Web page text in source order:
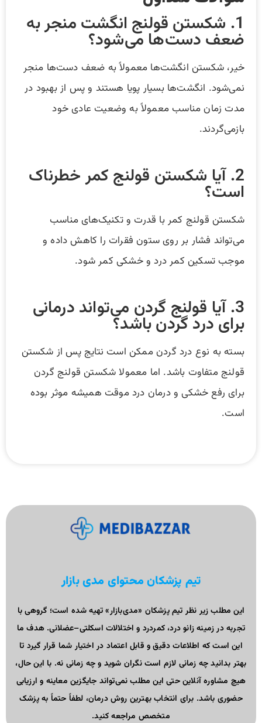
1. شکستن قولنج انگشت منجر به
ضعف دست‌ها می‌شود؟
خیر، شکستن انگشت‌ها معمولاً به ضعف دست‌ها منجر
نمی‌شود. انگشت‌ها بسیار پویا هستند و پس از بهبود در
مدت زمان مناسب معمولاً به وضعیت عادی خود
بازمی‌گردند.
2. آیا شکستن قولنج کمر خطرناک
است؟
شکستن قولنج کمر با قدرت و تکنیک‌های مناسب
می‌تواند فشار بر روی ستون فقرات را کاهش داده و
موجب تسکین کمر درد و خشکی کمر شود.
3. آیا قولنج گردن می‌تواند درمانی
برای درد گردن باشد؟
بسته به نوع درد گردن ممکن است نتایج پس از شکستن
قولنج متفاوت باشد. اما معمولا شکستن قولنج گردن
برای رفع خشکی و درمان درد موقت همیشه موثر بوده
است.
تیم پزشکان محتوای مدی بازار
این مطلب زیر نظر تیم پزشکان «مدی‌بازار» تهیه شده است؛ گروهی با
تجربه در زمینه زانو درد، کمردرد و اختلالات اسکلتی–عضلانی. هدف ما
این است که اطلاعات دقیق و قابل اعتماد در اختیار شما قرار گیرد تا
بهتر بدانید چه زمانی لازم است نگران شوید و چه زمانی نه. با این حال،
هیچ مشاوره آنلاین حتی این مطلب نمی‌تواند جایگزین معاینه و ارزیابی
حضوری باشد. برای انتخاب بهترین روش درمان، لطفاً حتماً به پزشک
متخصص مراجعه کنید.